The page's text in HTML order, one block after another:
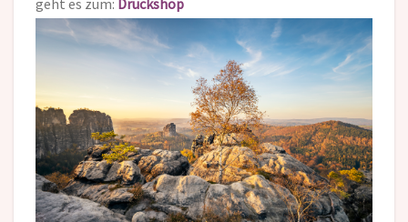
geht es zum: Druckshop